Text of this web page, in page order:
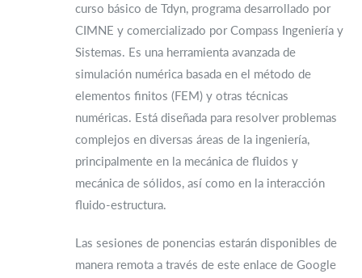
curso básico de Tdyn, programa desarrollado por
CIMNE y comercializado por Compass Ingeniería y
Sistemas. Es una herramienta avanzada de
simulación numérica basada en el método de
elementos finitos (FEM) y otras técnicas
numéricas. Está diseñada para resolver problemas
complejos en diversas áreas de la ingeniería,
principalmente en la mecánica de fluidos y
mecánica de sólidos, así como en la interacción
fluido-estructura.
Las sesiones de ponencias estarán disponibles de
manera remota a través de este enlace de Google